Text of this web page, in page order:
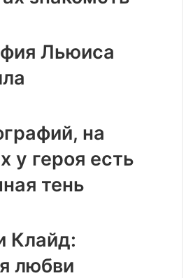
Льюиса
на
у героя есть
тень
Клайд:
любви